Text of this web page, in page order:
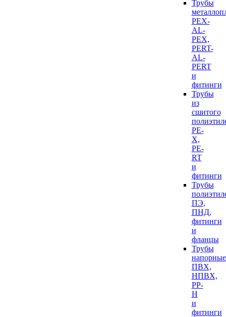
Трубы
PEX-
AL-
PEX,
PERT-
AL-
PERT
и
фитинги
Трубы
из
сшитого
PE-
X,
PE-
RT
и
фитинги
Трубы
ПЭ,
ПНД,
фитинги
и
фланцы
Трубы
напорные
ПВХ,
НПВХ,
PP-
H
и
фитинги